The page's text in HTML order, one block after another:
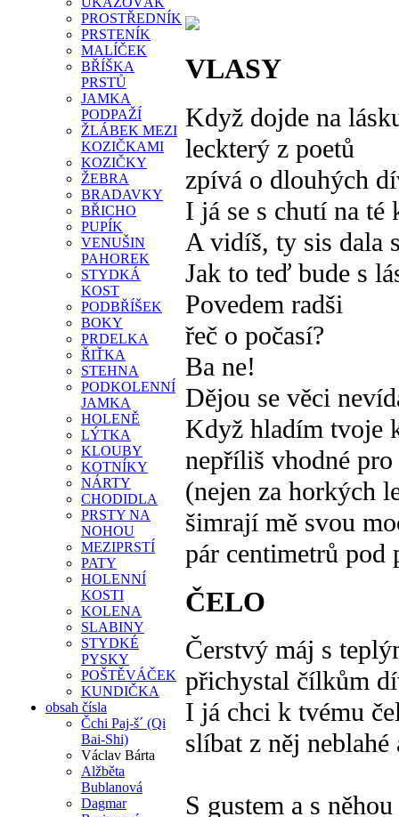
PROSTŘEDNÍK
PRSTENÍK
MALÍČEK
BŘÍŠKA
PRSTŮ
JAMKA
PODPAŽÍ
ŽLÁBEK MEZI
KOZIČKAMI
KOZIČKY
ŽEBRA
BRADAVKY
BŘICHO
PUPÍK
VENUŠIN
PAHOREK
STYDKÁ
KOST
PODBŘÍŠEK
BOKY
PRDELKA
ŘIŤKA
STEHNA
PODKOLENNÍ
JAMKA
HOLENĚ
LÝTKA
KLOUBY
KOTNÍKY
NÁRTY
CHODIDLA
PRSTY NA
NOHOU
MEZIPRSTÍ
PATY
HOLENNÍ
KOSTI
KOLENA
SLABINY
STYDKÉ
PYSKY
POŠTĚVÁČEK
KUNDIČKA
obsah čísla
Čchi Paj-š´ (Qi
Bai-Shi)
Václav Bárta
Alžběta
Bublanová
Dagmar
VLASY
Když dojde na
leckterý z poetů
zpívá o dlouhých
I já se s chutí na té
A vidíš, ty sis dala
Jak to teď bude s
Povedem radši
řeč o počasí?
Ba ne!
Dějou se věci
Když hladím tvoje
nepříliš vhodné pro
(nejen za horkých
šimrají mě svou
pár centimetrů pod
ČELO
Čerstvý máj s
přichystal čílkům
I já chci k tvému
slíbat z něj
S gustem a s